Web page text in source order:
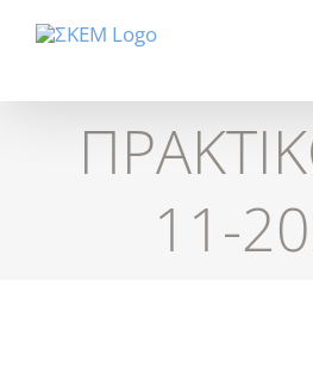
Skip
content
11-